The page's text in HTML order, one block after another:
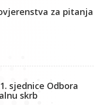
za pitanja
sjednice Odbora
skrb